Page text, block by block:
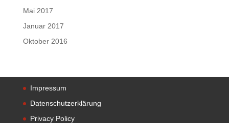
Mai 2017
Januar 2017
Oktober 2016
Impressum
Datenschutzerklärung
Privacy Policy